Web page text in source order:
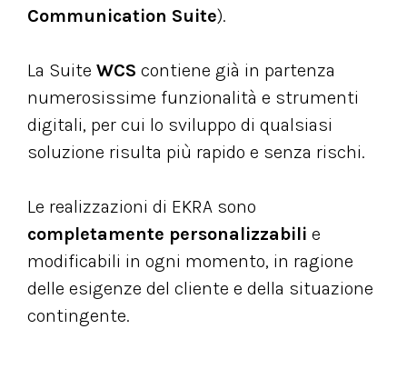
Communication Suite).
La Suite WCS contiene già in partenza
numerosissime funzionalità e strumenti
digitali, per cui lo sviluppo di qualsiasi
soluzione risulta più rapido e senza rischi.
Le realizzazioni di EKRA sono
completamente personalizzabili e
modificabili in ogni momento, in ragione
delle esigenze del cliente e della situazione
contingente.